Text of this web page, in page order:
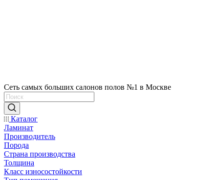
Сеть самых больших салонов полов №1 в Москве
Каталог
Ламинат
Производитель
Порода
Страна производства
Толщина
Класс износостойкости